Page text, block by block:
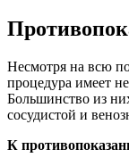
Несмотря на всю
процедура имеет
Большинство из
сосудистой и
К